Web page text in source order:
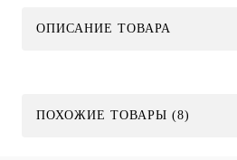
ОПИСАНИЕ ТОВАРА
ПОХОЖИЕ ТОВАРЫ (8)